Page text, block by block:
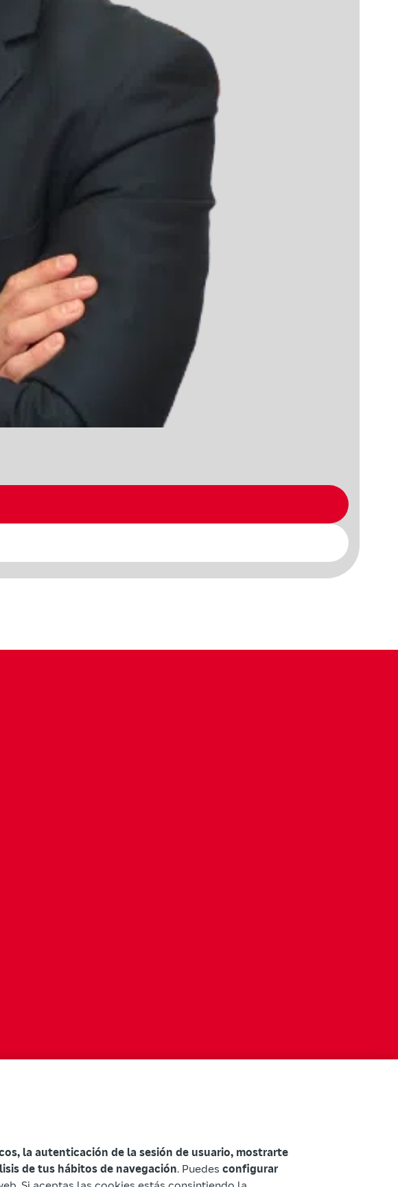
la autenticación de la sesión de usuario, mostrarte
de tus hábitos de navegación. Puedes configurar